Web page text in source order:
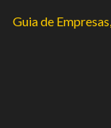
Guia de